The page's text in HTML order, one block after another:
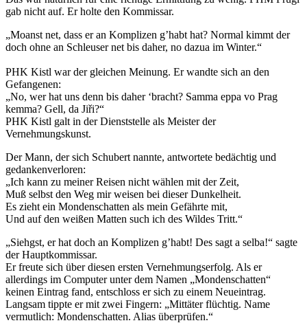
gab nicht auf. Er holte den Kommissar.
„Moanst net, dass er an Komplizen g’habt hat? Normal kimmt der
doch ohne an Schleuser net bis daher, no dazua im Winter.“
PHK Kistl war der gleichen Meinung. Er wandte sich an den
Gefangenen:
„No, wer hat uns denn bis daher ‘bracht? Samma eppa vo Prag
kemma? Gell, da Jiři?“
PHK Kistl galt in der Dienststelle als Meister der
Vernehmungskunst.
Der Mann, der sich Schubert nannte, antwortete bedächtig und
gedankenverloren:
„Ich kann zu meiner Reisen nicht wählen mit der Zeit,
Muß selbst den Weg mir weisen bei dieser Dunkelheit.
Es zieht ein Mondenschatten als mein Gefährte mit,
Und auf den weißen Matten such ich des Wildes Tritt.“
„Siehgst, er hat doch an Komplizen g’habt! Des sagt a selba!“ sagte
der Hauptkommissar.
Er freute sich über diesen ersten Vernehmungserfolg. Als er
allerdings im Computer unter dem Namen „Mondenschatten“
keinen Eintrag fand, entschloss er sich zu einem Neueintrag.
Langsam tippte er mit zwei Fingern: „Mittäter flüchtig. Name
vermutlich: Mondenschatten. Alias überprüfen.“